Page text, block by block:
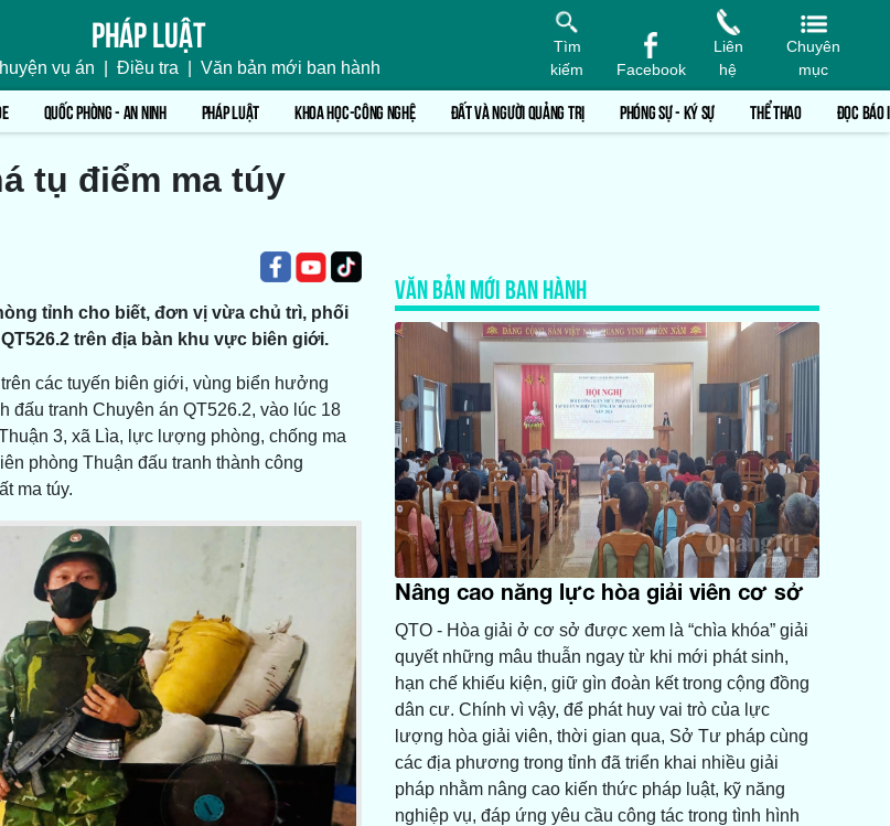
Pháp luật
vụ án Điều tra Văn bản mới ban hành
Tìm
kiếm
Facebook
Liên
hệ
Chuyên
mục
QUỐC PHÒNG - AN NINH PHÁP LUẬT KHOA HỌC-CÔNG NGHỆ ĐẤT VÀ NGƯỜI QUẢNG TRỊ PHÓNG SỰ - KÝ SỰ THỂ THAO ĐỌC BÁO
tụ điểm ma túy
tỉnh cho biết, đơn vị vừa chủ trì, phối
trên địa bàn khu vực biên giới.
các tuyến biên giới, vùng biển hưởng
đấu tranh Chuyên án QT526.2, vào lúc 18
3, xã Lìa, lực lượng phòng, chống ma
phòng Thuận đấu tranh thành công
ma túy.
VĂN BẢN MỚI BAN HÀNH
Nâng cao năng lực hòa giải viên cơ sở
QTO - Hòa giải ở cơ sở được xem là “chìa khóa” giải
quyết những mâu thuẫn ngay từ khi mới phát sinh,
hạn chế khiếu kiện, giữ gìn đoàn kết trong cộng đồng
dân cư. Chính vì vậy, để phát huy vai trò của lực
lượng hòa giải viên, thời gian qua, Sở Tư pháp cùng
các địa phương trong tỉnh đã triển khai nhiều giải
pháp nhằm nâng cao kiến thức pháp luật, kỹ năng
nghiệp vụ, đáp ứng yêu cầu công tác trong tình hình